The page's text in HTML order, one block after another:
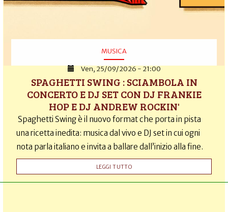
MUSICA
Ven, 25/09/2026 - 21:00
SPAGHETTI SWING : SCIAMBOLA IN
CONCERTO E DJ SET CON DJ FRANKIE
HOP E DJ ANDREW ROCKIN'
Spaghetti Swing è il nuovo format che porta in pista
una ricetta inedita: musica dal vivo e DJ set in cui ogni
nota parla italiano e invita a ballare dall’inizio alla fine.
LEGGI TUTTO